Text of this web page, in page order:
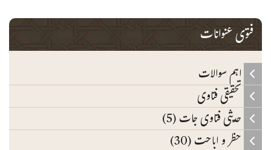
فتوی عنوانات
اہم سوالات
تحقیقی فتاوی
حدیثی فتاوی جات (5)
حظر و اباحت (30)